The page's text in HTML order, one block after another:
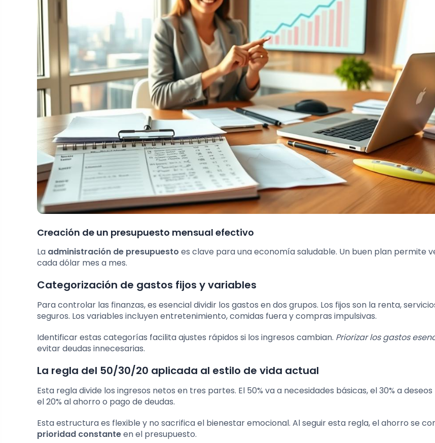
Creación de un presupuesto mensual efectivo
La administración de presupuesto es clave para una economía saludable. Un buen plan permite
cada dólar mes a mes.
Categorización de gastos fijos y variables
Para controlar las finanzas, es esencial dividir los gastos en dos grupos. Los fijos son la renta,
seguros. Los variables incluyen entretenimiento, comidas fuera y compras impulsivas.
Identificar estas categorías facilita ajustes rápidos si los ingresos cambian. Priorizar los gastos
evitar deudas innecesarias.
La regla del 50/30/20 aplicada al estilo de vida actual
Esta regla divide los ingresos netos en tres partes. El 50% va a necesidades básicas, el 30% a
el 20% al ahorro o pago de deudas.
Esta estructura es flexible y no sacrifica el bienestar emocional. Al seguir esta regla, el ahorro se
prioridad constanteen el presupuesto.